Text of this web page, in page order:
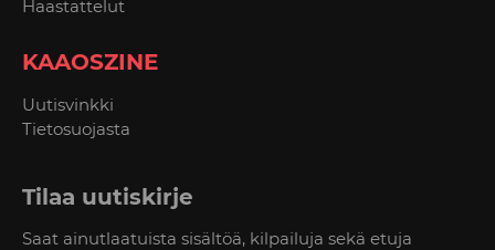
Haastattelut
KAAOSZINE
Uutisvinkki
Tietosuojasta
Tilaa uutiskirje
Saat ainutlaatuista sisältöä, kilpailuja sekä etuja